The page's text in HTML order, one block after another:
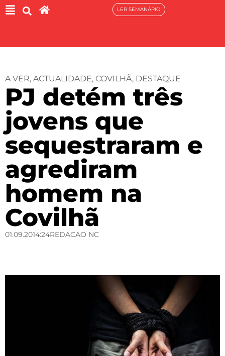
LER SEMANÁRIO
A VER, ACTUALIDADE, COVILHÃ, DESTAQUE
PJ detém três
jovens que
sequestraram e
agrediram
homem na
Covilhã
01.09.2014:24REDACAO NC